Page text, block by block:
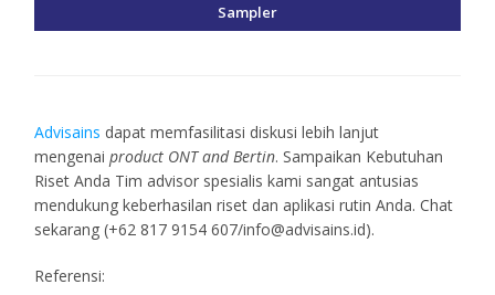
Sampler
Advisains dapat memfasilitasi diskusi lebih lanjut
mengenaiproduct ONT and Bertin. Sampaikan Kebutuhan
Riset Anda Tim advisor spesialis kami sangat antusias
mendukung keberhasilan riset dan aplikasi rutin Anda. Chat
sekarang (+62 817 9154 607/info@advisains.id).
Referensi: